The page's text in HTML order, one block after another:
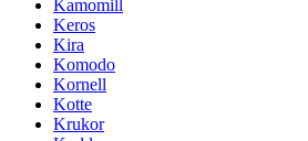
Kamomill
Keros
Kira
Komodo
Kornell
Kotte
Krukor